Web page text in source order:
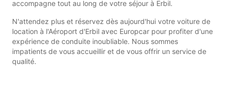
accompagne tout au long de votre séjour à Erbil.
N'attendez plus et réservez dès aujourd'hui votre voiture de
location à l'Aéroport d'Erbil avec Europcar pour profiter d'une
expérience de conduite inoubliable. Nous sommes
impatients de vous accueillir et de vous offrir un service de
qualité.